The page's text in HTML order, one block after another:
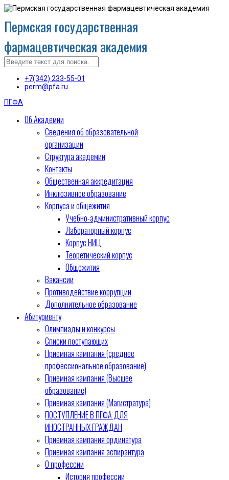
Пермская государственная
фармацевтическая академия
+7(342) 233-55-01
perm@pfa.ru
ПГФА
Об Академии
Сведения об образовательной
организации
Структура академии
Контакты
Общественная аккредитация
Инклюзивное образование
Корпуса и общежития
Учебно-административный корпус
Лабораторный корпус
Корпус НИЦ
Теоретический корпус
Общежития
Вакансии
Противодействие коррупции
Дополнительное образование
Абитуриенту
Олимпиады и конкурсы
Списки поступающих
Приемная кампания (среднее
профессиональное образование)
Приемная кампания (Высшее
образование)
Приемная кампания (Магистратура)
ПОСТУПЛЕНИЕ В ПГФА ДЛЯ
ИНОСТРАННЫХ ГРАЖДАН
Приемная кампания ординатура
Приемная кампания аспирантура
О профессии
История профессии